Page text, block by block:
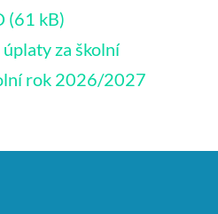
za školní
rok 2026/2027